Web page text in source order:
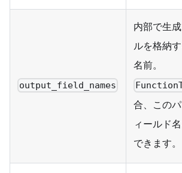
output_field_names
内部で生
ルを格納
名前。
合、この
ィールド
できます。